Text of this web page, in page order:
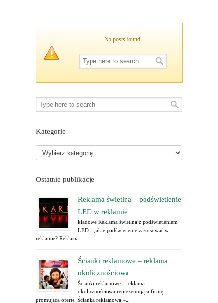
No posts found.
Kategorie
Ostatnie publikacje
Reklama świetlna – podświetlenie
LED w reklamie
kładowe Reklama świetlna z podświetleniem
LED – jakie podświetlenie zastosować w
reklamie? Reklama...
Ścianki reklamowe – reklama
okolicznościowa
Ścianki reklamowe – reklama
okolicznościowa reprezentująca firmę i
promująca ofertę. Ścianka reklamowa –...